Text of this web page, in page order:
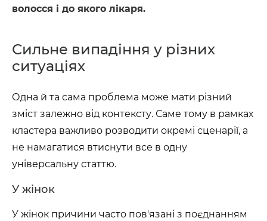
волосся і до якого лікаря.
Сильне випадіння у різних
ситуаціях
Одна й та сама проблема може мати різний
зміст залежно від контексту. Саме тому в рамках
кластера важливо розводити окремі сценарії, а
не намагатися втиснути все в одну
універсальну статтю.
У жінок
У жінок причини часто пов'язані з поєднанням